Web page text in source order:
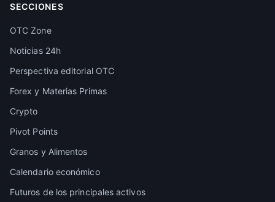
SECCIONES
OTC Zone
Noticias 24h
Perspectiva editorial OTC
Forex y Materias Primas
Crypto
Pivot Points
Granos y Alimentos
Calendario económico
Futuros de los principales activos